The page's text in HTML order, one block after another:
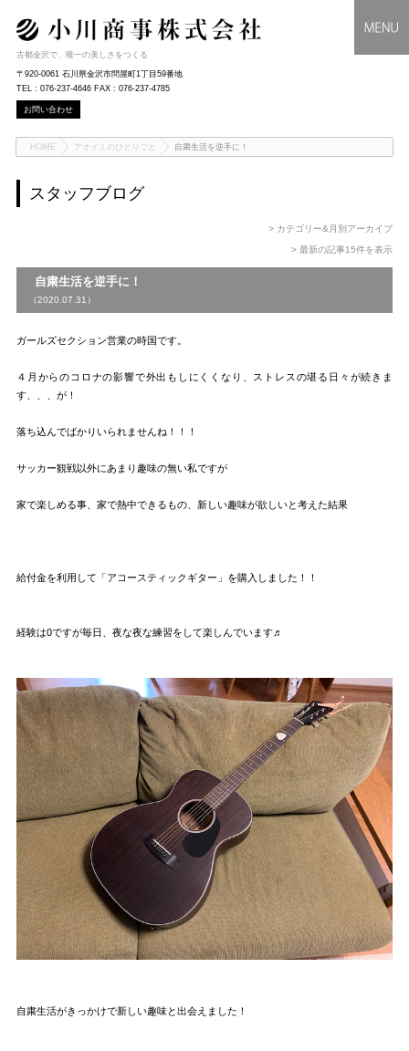
古都金沢で、唯一の美しさをつくる
〒920-0061 石川県金沢市問屋町1丁目59番地
TEL : 076-237-4646 FAX : 076-237-4785
お問い合わせ
HOME アオイミのひとりごと 自粛生活を逆手に！
スタッフブログ
> カテゴリー&月別アーカイブ
> 最新の記事15件を表示
自粛生活を逆手に！
（2020.07.31）
ガールズセクション営業の時国です。
４月からのコロナの影響で外出もしにくくなり、ストレスの堪る日々が続きま
す、、、が！
落ち込んでばかりいられませんね！！！
サッカー観戦以外にあまり趣味の無い私ですが
家で楽しめる事、家で熱中できるもの、新しい趣味が欲しいと考えた結果
給付金を利用して「アコースティックギター」を購入しました！！
経験は0ですが毎日、夜な夜な練習をして楽しんでいます♬
自粛生活がきっかけで新しい趣味と出会えました！